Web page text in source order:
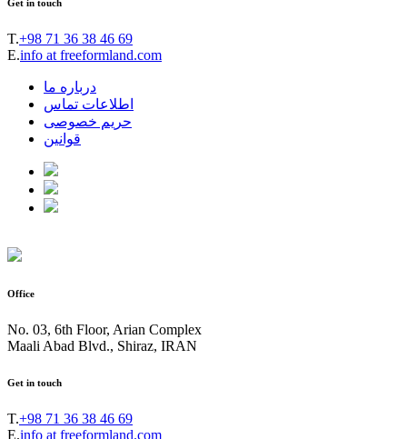
Get in touch
T.+98 71 36 38 46 69
E.info at freeformland.com
درباره ما
اطلاعات تماس
حریم خصوصی
قوانین
Office
No. 03, 6th Floor, Arian Complex
Maali Abad Blvd., Shiraz, IRAN
Get in touch
T.+98 71 36 38 46 69
E.info at freeformland.com